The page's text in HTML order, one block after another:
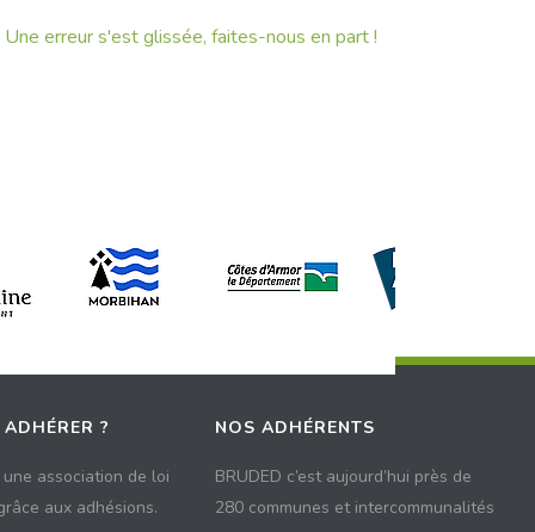
Une erreur s'est glissée, faites-nous en part !
?
une association de loi
aux adhésions.
NOS ADHÉRENTS
BRUDED c’est aujourd’hui près de
280 communes et intercommunalités